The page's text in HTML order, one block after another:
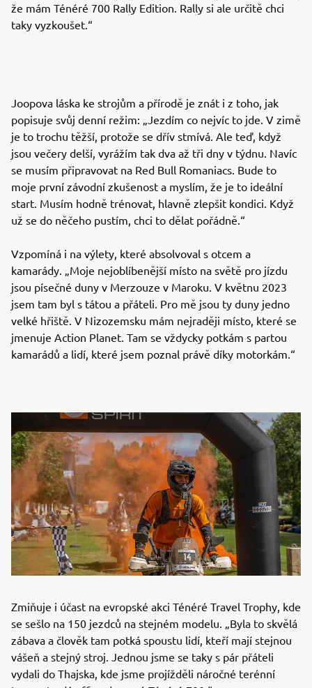
že mám Ténéré 700 Rally Edition. Rally si ale určitě chci
taky vyzkoušet.“
Joopova láska ke strojům a přírodě je znát i z toho, jak
popisuje svůj denní režim: „Jezdím co nejvíc to jde. V zimě
je to trochu těžší, protože se dřív stmívá. Ale teď, když
jsou večery delší, vyrážím tak dva až tři dny v týdnu. Navíc
se musím připravovat na Red Bull Romaniacs. Bude to
moje první závodní zkušenost a myslím, že je to ideální
start. Musím hodně trénovat, hlavně zlepšit kondici. Když
už se do něčeho pustím, chci to dělat pořádně.“
Vzpomíná i na výlety, které absolvoval s otcem a
kamarády. „Moje nejoblíbenější místo na světě pro jízdu
jsou písečné duny v Merzouze v Maroku. V květnu 2023
jsem tam byl s tátou a přáteli. Pro mě jsou ty duny jedno
velké hřiště. V Nizozemsku mám nejraději místo, které se
jmenuje Action Planet. Tam se vždycky potkám s partou
kamarádů a lidí, které jsem poznal právě díky motorkám.“
Zmiňuje i účast na evropské akci Ténéré Travel Trophy, kde
se sešlo na 150 jezdců na stejném modelu. „Byla to skvělá
zábava a člověk tam potká spoustu lidí, kteří mají stejnou
vášeň a stejný stroj. Jednou jsme se taky s pár přáteli
vydali do Thajska, kde jsme projížděli náročné terénní